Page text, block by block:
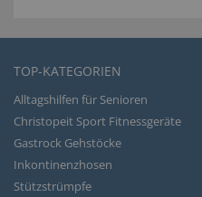
TOP-KATEGORIEN
Alltagshilfen für Senioren
Christopeit Sport Fitnessgeräte
Gastrock Gehstöcke
Inkontinenzhosen
Stützstrümpfe